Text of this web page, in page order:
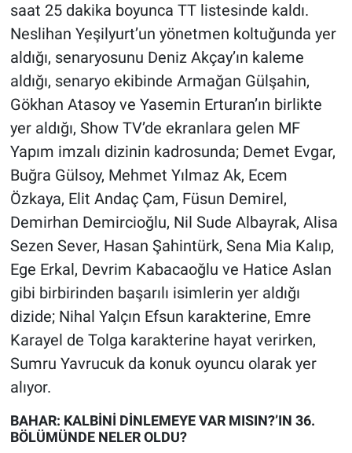
saat 25 dakika boyunca TT listesinde kaldı.
Neslihan Yeşilyurt’un yönetmen koltuğunda yer
aldığı, senaryosunu Deniz Akçay’ın kaleme
aldığı, senaryo ekibinde Armağan Gülşahin,
Gökhan Atasoy ve Yasemin Erturan’ın birlikte
yer aldığı, Show TV’de ekranlara gelen MF
Yapım imzalı dizinin kadrosunda; Demet Evgar,
Buğra Gülsoy, Mehmet Yılmaz Ak, Ecem
Özkaya, Elit Andaç Çam, Füsun Demirel,
Demirhan Demircioğlu, Nil Sude Albayrak, Alisa
Sezen Sever, Hasan Şahintürk, Sena Mia Kalıp,
Ege Erkal, Devrim Kabacaoğlu ve Hatice Aslan
gibi birbirinden başarılı isimlerin yer aldığı
dizide; Nihal Yalçın Efsun karakterine, Emre
Karayel de Tolga karakterine hayat verirken,
Sumru Yavrucuk da konuk oyuncu olarak yer
alıyor.
BAHAR: KALBİNİ DİNLEMEYE VAR MISIN?’IN 36.
BÖLÜMÜNDE NELER OLDU?